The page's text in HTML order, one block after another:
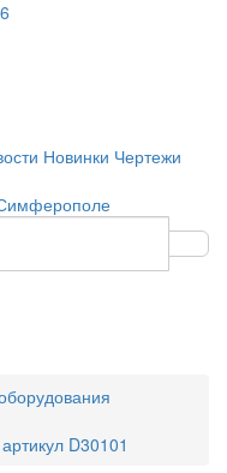
Новинки Чертежи
D30101